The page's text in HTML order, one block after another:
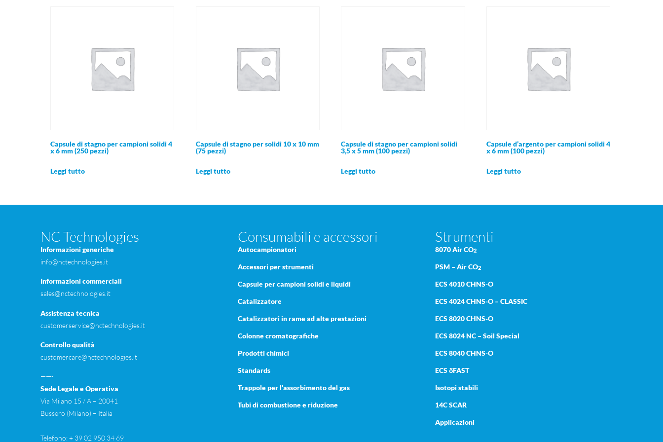
Capsule di stagno per campioni solidi 4
x 6 mm (250 pezzi)
Leggi tutto
Capsule di stagno per solidi 10 x 10 mm
(75 pezzi)
Leggi tutto
Capsule di stagno per campioni solidi
3,5 x 5 mm (100 pezzi)
Leggi tutto
Capsule d’argento per campioni solidi 4
x 6 mm (100 pezzi)
Leggi tutto
NC Technologies
Informazioni generiche
info@nctechnologies.it
Informazioni commerciali
sales@nctechnologies.it
Assistenza tecnica
customerservice@nctechnologies.it
Controllo qualità
customercare@nctechnologies.it
——-
Sede Legale e Operativa
Via Milano 15 / A – 20041
Bussero (Milano) – Italia
Telefono: + 39 02 950 34 69
Consumabili e accessori
Autocampionatori
Accessori per strumenti
Capsule per campioni solidi e liquidi
Catalizzatore
Catalizzatori in rame ad alte prestazioni
Colonne cromatografiche
Prodotti chimici
Standards
Trappole per l’assorbimento del gas
Tubi di combustione e riduzione
Strumenti
8070 Air CO2
PSM – Air CO2
ECS 4010 CHNS-O
ECS 4024 CHNS-O – CLASSIC
ECS 8020 CHNS-O
ECS 8024 NC – Soil Special
ECS 8040 CHNS-O
ECS δFAST
Isotopi stabili
14C SCAR
Applicazioni